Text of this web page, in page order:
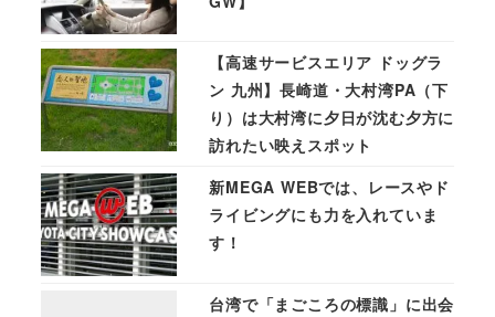
【高速サービスエリア ドッグラ
ン 九州】長崎道・大村湾PA（下
り）は大村湾に夕日が沈む夕方に
訪れたい映えスポット
新MEGA WEBでは、レースやド
ライビングにも力を入れていま
す！
台湾で「まごころの標識」に出会